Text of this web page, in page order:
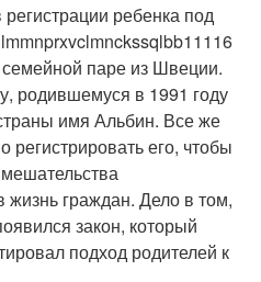
ребенка под
паре из Швеции.
родившемуся в 1991 году
имя Альбин. Все же
регистрировать его, чтобы
жизнь граждан. Дело в том,
закон, который
подход родителей к